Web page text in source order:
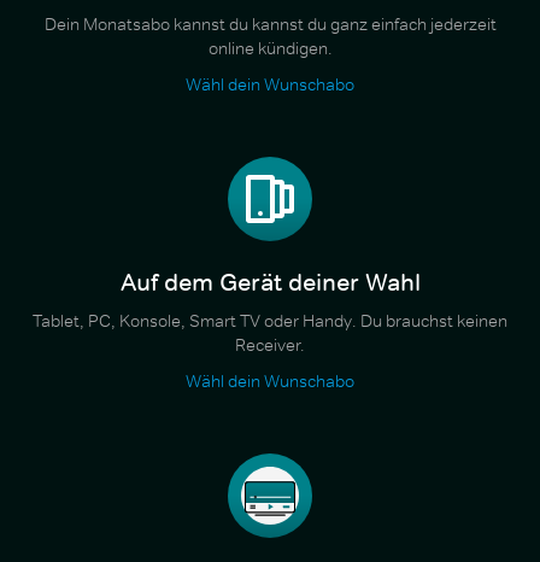
Dein Monatsabo kannst du kannst du ganz einfach jederzeit
online kündigen.
Wähl dein Wunschabo
Auf dem Gerät deiner Wahl
Tablet, PC, Konsole, Smart TV oder Handy. Du brauchst keinen
Receiver.
Wähl dein Wunschabo